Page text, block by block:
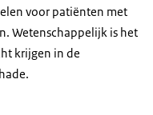
voor patiënten met
Wetenschappelijk is het
krijgen in de